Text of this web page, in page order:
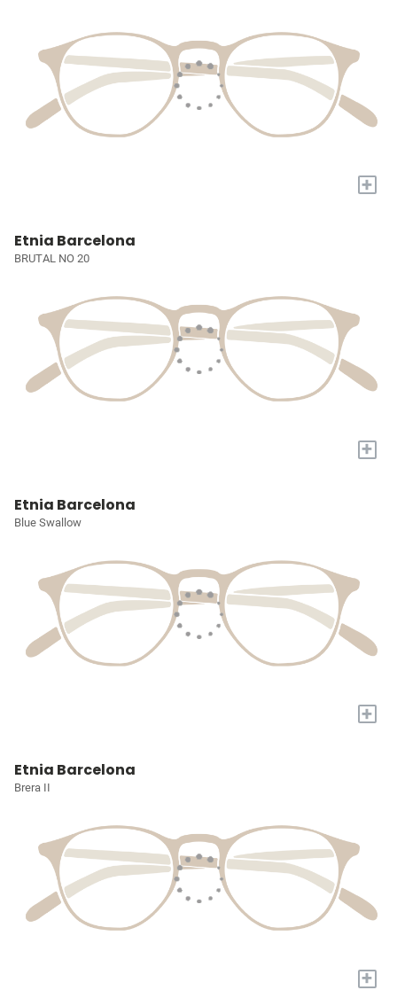
+
Etnia Barcelona
BRUTAL NO 20
+
Etnia Barcelona
Blue Swallow
+
Etnia Barcelona
Brera II
+